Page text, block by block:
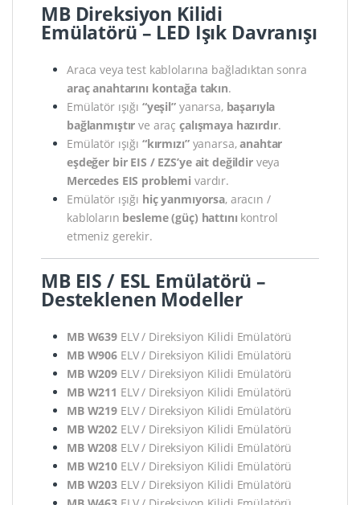
MB Direksiyon Kilidi
Emülatörü – LED Işık Davranışı
Araca veya test kablolarına bağladıktan sonra
araç anahtarını kontağa takın.
Emülatör ışığı “yeşil”yanarsa, başarıyla
bağlanmıştır ve araççalışmaya hazırdır.
Emülatör ışığı “kırmızı”yanarsa,anahtar
eşdeğer bir EIS / EZS’ye ait değildirveya
Mercedes EIS problemi vardır.
Emülatör ışığı hiç yanmıyorsa, aracın /
kabloların besleme (güç) hattını kontrol
etmeniz gerekir.
MB EIS / ESL Emülatörü –
Desteklenen Modeller
MB W639 ELV / Direksiyon Kilidi Emülatörü
MB W906 ELV / Direksiyon Kilidi Emülatörü
MB W209 ELV / Direksiyon Kilidi Emülatörü
MB W211 ELV / Direksiyon Kilidi Emülatörü
MB W219 ELV / Direksiyon Kilidi Emülatörü
MB W202 ELV / Direksiyon Kilidi Emülatörü
MB W208 ELV / Direksiyon Kilidi Emülatörü
MB W210 ELV / Direksiyon Kilidi Emülatörü
MB W203 ELV / Direksiyon Kilidi Emülatörü